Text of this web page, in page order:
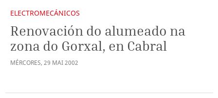
ELECTROMECÁNICOS
Renovación do alumeado na
zona do Gorxal, en Cabral
MÉRCORES, 29 MAI2002